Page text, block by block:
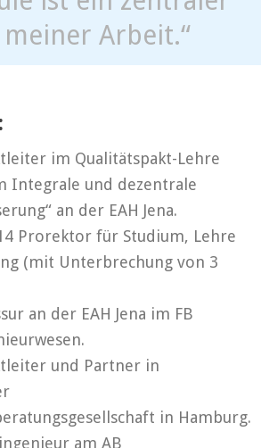
Arbeit.“
im Qualitätspakt-Lehre
Integrale und dezentrale
an der EAH Jena.
Prorektor für Studium, Lehre
(mit Unterbrechung von 3
an der EAH Jena im FB
und Partner in
in Hamburg.
am AB